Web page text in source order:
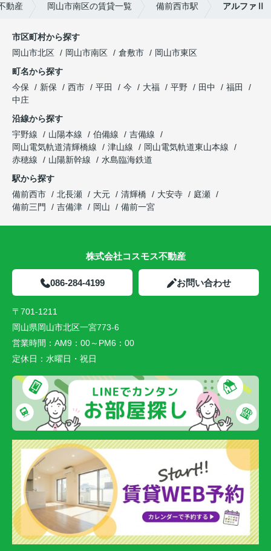
動産 岡山市南区の賃貸一覧 備前西市駅 アルファⅡ
市区町村から探す
岡山市北区
岡山市南区 倉敷市
岡山市東区
町名から探す
今保
新保 西市 平田 今 大福 平野 田中
福田
中庄
沿線から探す
宇野線
山陽本線 伯備線
吉備線
岡山電気軌道清輝橋線
津山線
岡山電気軌道東山本線
赤穂線
山陽新幹線
水島臨海鉄道
駅から探す
備前西市
北長瀬 大元 清輝橋 大安寺
庭瀬
備前三門
吉備津 岡山 備前一宮
株式会社コスモス不動産
086-284-4199 お問い合わせ
〒701-1211
岡山県岡山市北区一宮773-6
営業時間： AM9：00～PM6：00
定休日： 水曜日・祝日